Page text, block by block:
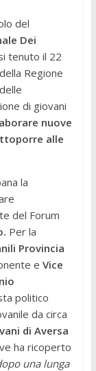
del
Dei
tenuto il 22
Regione
di giovani
nuove
alle
la
del Forum
Per la
Provincia
e Vice
politico
da circa
di Aversa
ha ricoperto
una lunga